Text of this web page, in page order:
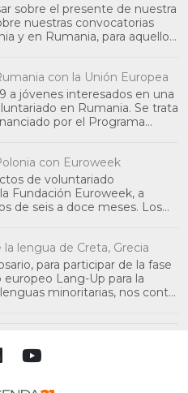
sobre el presente de nuestra
nuestras convocatorias
y en Rumania, para aquellos
con la Unión Europea
a jóvenes interesados en una
en Rumania. Se trata
por el Programa
con Euroweek
de voluntariado
Fundación Euroweek, a
de seis a doce meses. Los
la lengua de Creta, Grecia
para participar de la fase
Lang-Up para la
minoritarias, nos contó